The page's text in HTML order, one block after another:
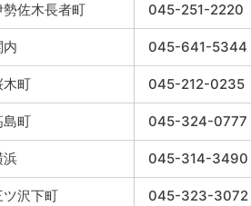
勢佐木長者町 045-251-2220
内 045-641-5344
木町 045-212-0235
島町 045-324-0777
浜 045-314-3490
ツ沢下町 045-323-3072